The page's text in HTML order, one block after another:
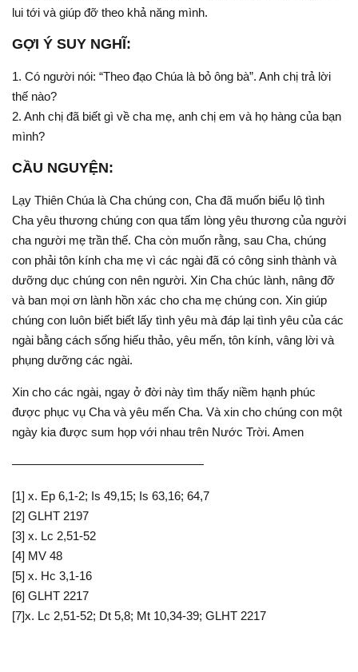
lui tới và giúp đỡ theo khả năng mình.
GỢI Ý SUY NGHĨ:
1. Có người nói: “Theo đạo Chúa là bỏ ông bà”. Anh chị trả lời
thế nào?
2. Anh chị đã biết gì về cha mẹ, anh chị em và họ hàng của bạn
mình?
CẦU NGUYỆN:
Lạy Thiên Chúa là Cha chúng con, Cha đã muốn biểu lộ tình
Cha yêu thương chúng con qua tấm lòng yêu thương của người
cha người mẹ trần thế. Cha còn muốn rằng, sau Cha, chúng
con phải tôn kính cha mẹ vì các ngài đã có công sinh thành và
dưỡng dục chúng con nên người. Xin Cha chúc lành, nâng đỡ
và ban mọi ơn lành hồn xác cho cha mẹ chúng con. Xin giúp
chúng con luôn biết biết lấy tình yêu mà đáp lại tình yêu của các
ngài bằng cách sống hiếu thảo, yêu mến, tôn kính, vâng lời và
phụng dưỡng các ngài.
Xin cho các ngài, ngay ở đời này tìm thấy niềm hạnh phúc
được phục vụ Cha và yêu mến Cha. Và xin cho chúng con một
ngày kia được sum họp với nhau trên Nước Trời. Amen
————————————————
[1] x. Ep 6,1-2; Is 49,15; Is 63,16; 64,7
[2] GLHT 2197
[3] x. Lc 2,51-52
[4] MV 48
[5] x. Hc 3,1-16
[6] GLHT 2217
[7]x. Lc 2,51-52; Dt 5,8; Mt 10,34-39; GLHT 2217